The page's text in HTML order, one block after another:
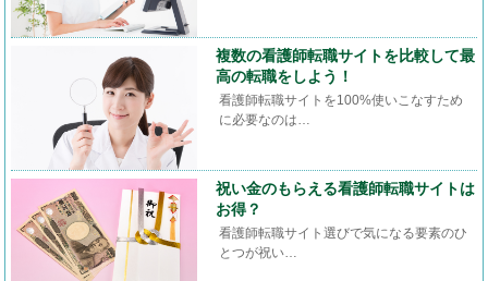
複数の看護師転職サイトを比較して最
高の転職をしよう！
看護師転職サイトを100%使いこなすため
に必要なのは…
祝い金のもらえる看護師転職サイトは
お得？
看護師転職サイト選びで気になる要素のひ
とつが祝い…